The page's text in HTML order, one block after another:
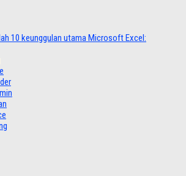
10 keunggulan utama Microsoft Excel: